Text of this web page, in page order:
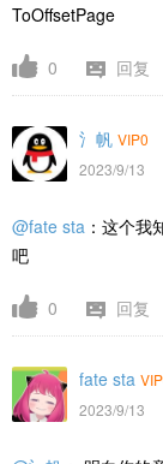
ToOffsetPage
0 回复
氵帆 VIP0
2023/9/13
@fate sta ：这个
吧
0 回复
fate sta
2023/9/13